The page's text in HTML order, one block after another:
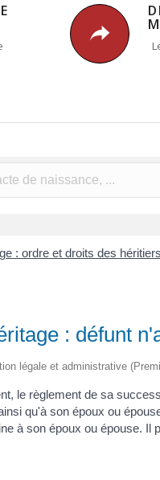
: ordre et droits des héritiers
: défunt
légale et administrative
le règlement de sa
qu'à son époux ou
à son époux ou épouse.